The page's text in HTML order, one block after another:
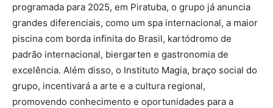
programada para 2025, em Piratuba, o grupo já anuncia
grandes diferenciais, como um spa internacional, a maior
piscina com borda infinita do Brasil, kartódromo de
padrão internacional, biergarten e gastronomia de
excelência. Além disso, o Instituto Magia, braço social do
grupo, incentivará a arte e a cultura regional,
promovendo conhecimento e oportunidades para a